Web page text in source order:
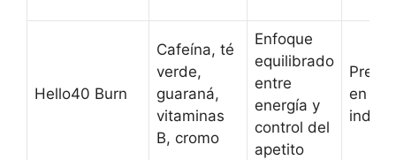
Hello40 Burn
Cafeína, té
verde,
guaraná,
vitaminas
B, cromo
Enfoque
equilibrado
entre
energía y
control del
apetito
en